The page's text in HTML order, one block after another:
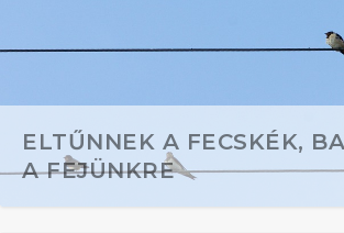
ELTŰNNEK A FECSKÉK,
A FEJÜNKRE